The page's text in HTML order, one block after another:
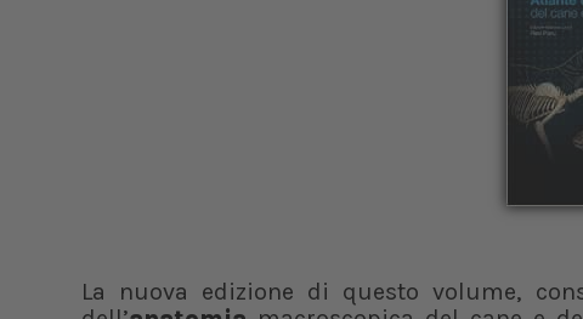
La nuova edizione di questo volume,